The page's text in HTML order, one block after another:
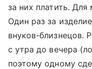
за них платить.
Один раз за
внуков-близнецов.
с утра до вечера
поэтому одному